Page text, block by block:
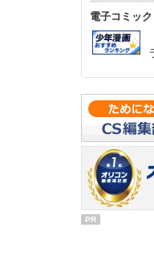
電子コミック
PR